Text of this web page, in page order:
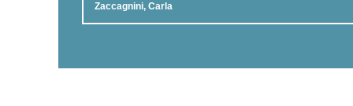
Zaccagnini, Carla